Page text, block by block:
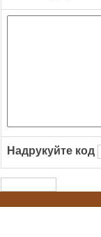
Надрукуйте код